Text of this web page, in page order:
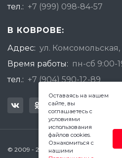
тел.: +7 (999) 098-84-57
В КОВРОВЕ:
Адрес: ул. Комсомольская,
Время работы: пн-сб 9:00-
тел.: +7 (904) 590-12-89
© 2009 - 2026 Квадратный Метр -
Оставаясь на нашем
сайте, вы
соглашаетесь с
условиями
использования
файлов cookies.
Ознакомиться с
нашими